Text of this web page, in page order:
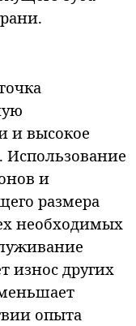
и высокое
Использование
и
размера
необходимых
износ других
опыта